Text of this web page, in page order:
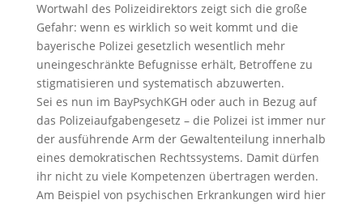
Wortwahl des Polizeidirektors zeigt sich die große
Gefahr: wenn es wirklich so weit kommt und die
bayerische Polizei gesetzlich wesentlich mehr
uneingeschränkte Befugnisse erhält, Betroffene zu
stigmatisieren und systematisch abzuwerten.
Sei es nun im BayPsychKGH oder auch in Bezug auf
das Polizeiaufgabengesetz – die Polizei ist immer nur
der ausführende Arm der Gewaltenteilung innerhalb
eines demokratischen Rechtssystems. Damit dürfen
ihr nicht zu viele Kompetenzen übertragen werden.
Am Beispiel von psychischen Erkrankungen wird hier